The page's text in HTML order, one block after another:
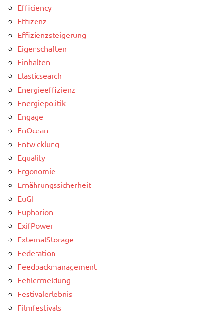
Efficiency
Effizenz
Effizienzsteigerung
Eigenschaften
Einhalten
Elasticsearch
Energieeffizienz
Energiepolitik
Engage
EnOcean
Entwicklung
Equality
Ergonomie
Ernährungssicherheit
EuGH
Euphorion
ExifPower
ExternalStorage
Federation
Feedbackmanagement
Fehlermeldung
Festivalerlebnis
Filmfestivals